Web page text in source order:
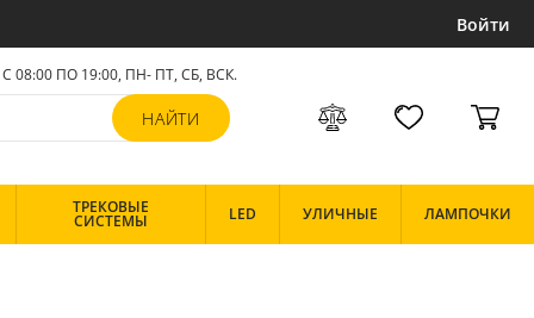
Войти
С 08:00 ПО 19:00, ПН- ПТ, СБ, ВСК.
ТРЕКОВЫЕ
СИСТЕМЫ LED УЛИЧНЫЕ ЛАМПОЧКИ